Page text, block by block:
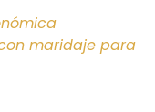
con maridaje para